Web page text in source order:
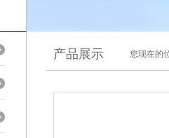
产品展示 您现在的